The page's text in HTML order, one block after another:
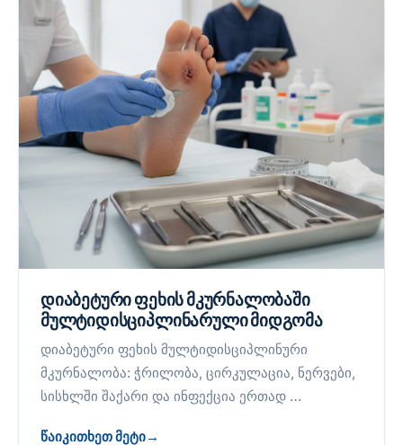
დიაბეტური ფეხის მკურნალობაში
მულტიდისციპლინარული მიდგომა
დიაბეტური ფეხის მულტიდისციპლინური
მკურნალობა: ჭრილობა, ცირკულაცია, ნერვები,
სისხლში შაქარი და ინფექცია ერთად …
წაიკითხეთ მეტი